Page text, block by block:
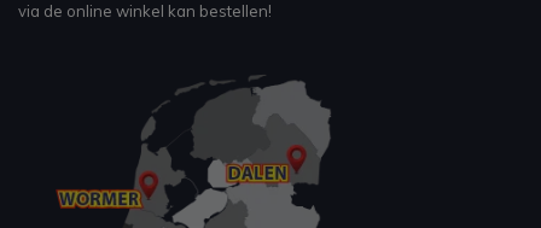
via de online winkel kan bestellen!